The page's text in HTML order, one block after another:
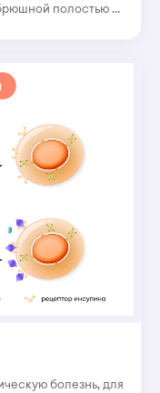
полостью по
болезнь, для